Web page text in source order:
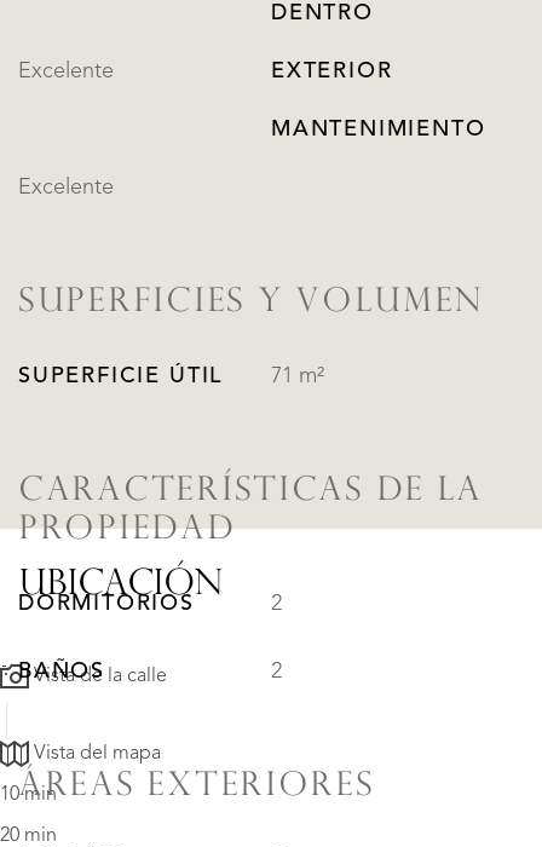
DENTRO
Excelente EXTERIOR
MANTENIMIENTO
Excelente
SUPERFICIES Y VOLUMEN
SUPERFICIE ÚTIL 71 m²
CARACTERÍSTICAS DE LA
PROPIEDAD
DORMITORIOS 2
BAÑOS 2
ÁREAS EXTERIORES
UBICACIÓN
Vista de la calle
Vista del mapa
10 min
20 min